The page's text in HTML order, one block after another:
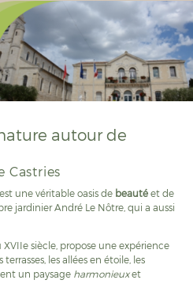
autour de
Castries
une véritable oasis de beauté et de
jardinier André Le Nôtre, qui a aussi
siècle, propose une expérience
terrasses, les allées en étoile, les
un paysage harmonieuxet